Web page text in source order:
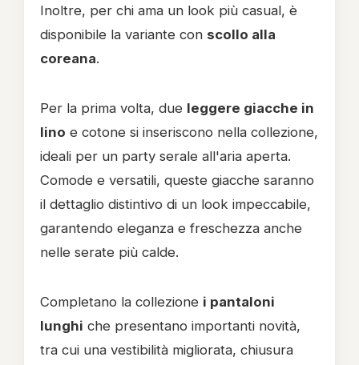
Inoltre, per chi ama un look più casual, è
disponibile la variante con scollo alla
coreana.
Per la prima volta, due leggere giacche in
lino e cotone si inseriscono nella collezione,
ideali per un party serale all'aria aperta.
Comode e versatili, queste giacche saranno
il dettaglio distintivo di un look impeccabile,
garantendo eleganza e freschezza anche
nelle serate più calde.
Completano la collezione i pantaloni
lunghi che presentano importanti novità,
tra cui una vestibilità migliorata, chiusura